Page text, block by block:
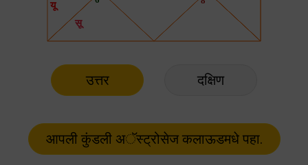
उत्तर दक्षिण